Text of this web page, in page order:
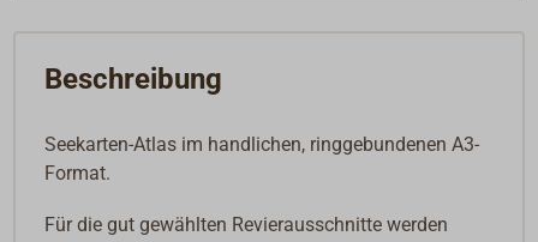
Beschreibung
Seekarten-Atlas im handlichen, ringgebundenen A3-
Format.
Für die gut gewählten Revierausschnitte werden